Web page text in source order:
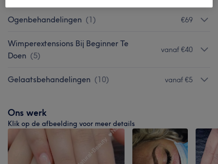
Ogenbehandelingen (1) €69
Wimperextensions Bij Beginner Te
Doen (5)
vanaf €40
Gelaatsbehandelingen (10) vanaf €5
Ons werk
Klik op de afbeelding voor meer details